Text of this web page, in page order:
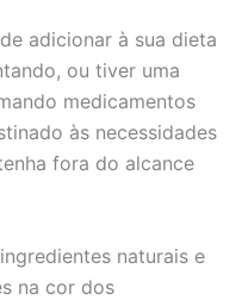
adicionar à sua dieta
ou tiver uma
medicamentos
às necessidades
fora do alcance
naturais e
na cor dos